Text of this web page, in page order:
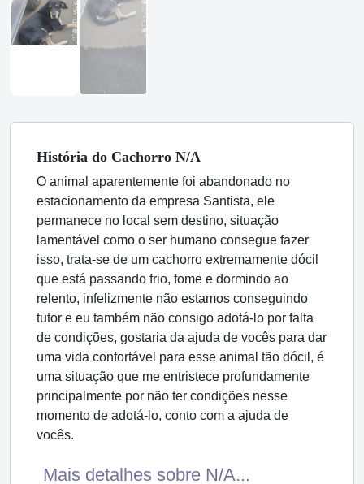
História do Cachorro N/A
O animal aparentemente foi abandonado no
estacionamento da empresa Santista, ele
permanece no local sem destino, situação
lamentável como o ser humano consegue fazer
isso, trata-se de um cachorro extremamente dócil
que está passando frio, fome e dormindo ao
relento, infelizmente não estamos conseguindo
tutor e eu também não consigo adotá-lo por falta
de condições, gostaria da ajuda de vocês para dar
uma vida confortável para esse animal tão dócil, é
uma situação que me entristece profundamente
principalmente por não ter condições nesse
momento de adotá-lo, conto com a ajuda de
vocês.
Mais detalhes sobre N/A...